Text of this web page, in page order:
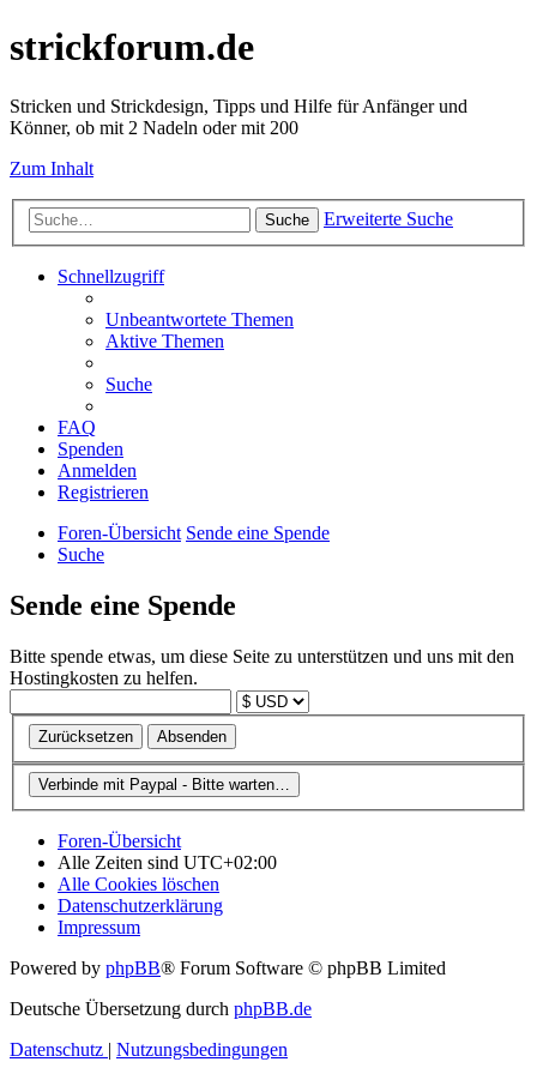
strickforum.de
Stricken und Strickdesign, Tipps und Hilfe für Anfänger und
Könner, ob mit 2 Nadeln oder mit 200
Zum Inhalt
Suche Erweiterte Suche
Schnellzugriff
Unbeantwortete Themen
Aktive Themen
Suche
FAQ
Spenden
Anmelden
Registrieren
Foren-Übersicht Sende eine Spende
Suche
Sende eine Spende
Bitte spende etwas, um diese Seite zu unterstützen und uns mit den
Hostingkosten zu helfen.
Foren-Übersicht
Alle Zeiten sind UTC+02:00
Alle Cookies löschen
Datenschutzerklärung
Impressum
Powered by phpBB® Forum Software © phpBB Limited
Deutsche Übersetzung durch phpBB.de
Datenschutz
Nutzungsbedingungen